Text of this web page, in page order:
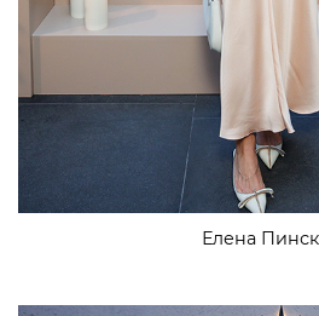
Елена